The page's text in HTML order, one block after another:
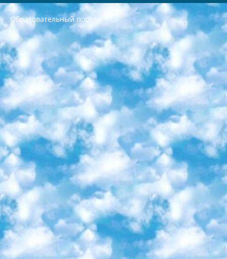
Образовательный портал
РЕСПУБЛИКА УЗБЕКИСТАН МИНИСТРЕРСТВО ДОШКОЛЬНОГО И ШКОЛЬНОГО ОБРАЗОВАНИЯ КОМАНДА в общеобразовательных учреждениях в 2023-2024 учебном году организация и проведение итоговой государственной аттестации обучающихся о Министра дошкольного и школьного образования Республики Узбекистан от 4 марта 2008 года (постановлением Минюста от 20 марта 2008 года № 1778 государственной регистрации) «Итоговое состояние учащихся общего среднего образования на основании положения об утверждении положения об аттестации общего среднего образования выпускной экзамен студентов в образовательных учреждениях в 2023-2024 учебном году В целях организации и прохождения аттестации приказываю: 1. Следующее: перечень предметов, по которым будет проводиться итоговая государственная аттестация и экзамен формы перевода согласно приложению 1; сертификаты международного образца, оценивающие уровень владения иностранными языками перечень согласно приложению 2; 2. Педагогический при специализированных образовательных учреждениях. научно-практический центр квалификации и международной оценки (Д.Давидова) 2024 г. До 25 марта: задания по предметам, по которым будет проводиться итоговая аттестация разработка и утверждение технических условий; итоговая аттестация на основании разработанного предметного задания разработка вопросов по предметам (устно и письменно), экзамен передача; общеобразовательные средние школы и специальные учебные заведения учащиеся выпускных классов школ и интернатов в агентской системе подготовка базы данных экзаменационных материалов и критериев оценки; перевод базы экзаменационных материалов на все языки обучения подать в Республиканский образовательный центр для изготовления; варианты экзаменов на основе разработанных контрольных материалов пусть будут поставлены задачи формирования. 3. Республиканский образовательный центр (Ш.Худайкулов) до 5 апреля 2024 года. до: база данных предоставленных экзаменационных материалов на все языки обучения перевод и экспертиза; для слепых, слабовидящих, глухих, слабослышащих и умственно отсталых детей учащиеся выпускных классов специализированных школ и школ-интернатов база данных экзаменационных материалов на всех преподаваемых языках подготовка критериев оценки; специализированные школы для умственно отсталых детей и технологии для учащихся выпускных классов школ-интернатов разработка соответствующих рекомендаций и критериев проведения ЕГЭ по естествознанию давать задания. 4. Педагогический при специализированных образовательных учреждениях. Научно-практический центр навыков и международной оценки (Д.Давидова), Республика образовательный центр (Худайкулов Ш.) итоговый государственный аттестационный экзамен ориентирован на творческое и логическое мышление при подготовке базы материалов учитывать введение заданий. 5. Следует отметить, что: сертификат государственного образца о знании общеобразовательного предмета и как минимум национальный уровень B1 по предметам на иностранных языках, указанным в Приложении 2. или международно признанный сертификат эквивалентного уровня студенты, изучающие определенный предмет, освобождаются от экзамена; по соответствующим предметам запланирована итоговая государственная аттестация за день до дня, путем жеребьевки Рабочей группой (в письменной форме по предметам, проводимым в форме) из числа сформированных вариантов выбрано 2 варианта; 2 выбранных варианта экзамена анонсированы на официальном сайте министерства и все выпускники по всей стране на основе этих вариантов проводит итоговую государственную аттестацию. 6. Государственное образование учащихся средних общеобразовательных учреждений. знания в соответствии с квалификационными требованиями, которые необходимо приобрести на основании стандартов итоговый (выпускной) контроль для 9 и 11 классов в целях тестирования Экзамены (далее – экзамены) состоят из предметов, перечисленных в приложении 1. будет сделано. 7. Экзамены пройдут с 26 мая по 15 июня 2024 г. (кроме науки физического воспитания). 8. Физическая для учащихся 9 классов общесредних образовательных учреждений. Экзамены по предмету «Образование, квалификация медицина» 1-6 мая 2024 года. сотрудники перевести под присмотр (с отклонениями в физическом или умственном развитии) специализированная школа для детей, школы-интернаты и со сколиозом школы-интернаты санаторного типа для больных детей исключены). 9. Он был слепым, слабовидящим и имел нарушения опорно-двигательного аппарата. экзамены в специализированных школах и интернатах для детей должны проводиться исходя из требований, предъявляемых к общеобразовательным учреждениям (физкультура кроме науки). 10. Специализированная школа для глухих и слабослышащих детей. и экзамены в интернатах и быть реализован в виде письменного теста по математике. 11. Специальность для умственно отсталых детей. Для 9 класса Родной язык и литературное письмо Государственный язык (язык обучения – узбекский). для неклассов) написано Математическое письмо Письменная/устная история Узбекистана Физическое воспитание практично Итоговый контроль Для 11 класса Написание родного языка и литературы (эссе) Математическое письмо Узбекский язык (обучение на узбекском языке) не посещающее общее среднее образование для учреждений)/Образовательное учреждение выбор письменный и устный Иностранный язык письменный/устный Письменная/устная история Узбекистана *По выбору студента:  Химия  Физика  Основы государственного права  География 10 бесплатных образовательных ресурсов - Мы составили подборку онлайн-проектов с интерактивными упражнениями, видеолекциями и статьями. Они помогут вам обрести новые и освежить старые знания бесплатно. 1. «ИНТУИТ» Старейшая образовательная площадка Рунета. Здесь вы найдёте сотни текстовых и видеокурсов на десятки различных тем — от программирования до психологии. Многие курсы подготовлены российскими университетами и крупными международными компаниями вроде Intel и Microsoft. Самостоятельное обучение бесплатное, но желающие могут оплатить услуги персональных наставников. 2. «Смартия» знакомит с актуальными профессиями и подсказывает, как им обучаться. Выбрав заинтересовавшую вас специальность — SMM-специалист, фотограф, веб-дизайнер или другую, — увидите список необходимых для неё умений. Чтобы вы могли освоить их самостоятельно, для каждого умения площадка отображает подборку ссылок на учебные материалы. Хотя «Смартия» ориентируется на русскоязычную аудиторию, часть контента всё же доступна только на английском. 3. «Лекторий Физтеха» Проект Московского физико-технического института (Физтеха). С его помощью вы можете смотреть онлайн серии лекций, записанные на видео в этом вузе. В числе доступных предметов — физика, биология, химия, информационные технологии и другие. К некоторым лекциям администрация ресурса прилагает готовые конспекты, которые можно скачивать в PDF-формате. 4. ITMOcourses Онлайн-площадка Санкт-Петербургского национального исследовательского университета информационных технологий, механики и оптики (ИТМО). Ресурс предоставляет свободный доступ к курсам, разработанным в этом вузе. Каталог материалов разбит на четыре категории: «Оптические системы и технологии», «Приборостроение и робототехника», «Информационные технологии» и «Биотехнологии». Курсы состоят из видеолекций, интерактивных демонстраций и заданий. 5. «КиберЛенинка» Электронная научная библиотека открытого доступа. Каталог площадки регулярно обрастает текстами статей из различных научных изданий. Сгруппированные по журналам и рубрикам публикации можно читать онлайн или скачивать целиком в PDF-формате. Проект нацелен на популяризацию науки за счёт открытого доступа к качественной информации. 6. «ПостНаука» На этом ресурсе публикуют подборки видеолекций, составленные экспертами из разных отраслей и объединённые общими темами. Среди них, к примеру, есть серии «Биоинформатика и геномика», «Культура средневековой Скандинавии» и Cinema Studies о теории кино. Каждая подборка лекций — логически связанная история, рассказанная экспертом от первого лица. Кроме того, на сайте появляются научно-образовательные статьи и тесты на разные темы. 7. «Newочём» Команда проекта «Newочём» отбирает самые интересные тексты из англоязычных СМИ и переводит те из них, за которые голосуют участники сообщества «ВКонтакте». По большей части это научно-популярные статьи. Редакторы придумывают лишь заголовки, в остальном содержание переводов соответствует оригиналам. Полные тексты можно читать прямо в социальной сети. 8. InternetUrok Онлайн-база материалов по основным дисциплинам школьной программы. Информация на сайте структурирована по классам, предметам и темам (урокам). Каждый урок состоит из видеолекций и конспектов. Есть также интерактивные тренажёры и тесты для закрепления пройденного материала. Даже если вы давно окончили школу, возможность повторить программу старших классов всегда может пригодиться. 9. Edutainme Ещё один ресурс об образовании. В отличие от Newtonew, как мне кажется, Edutainme больше ориентируется на представителей индустрии: педагогов, предпринимателей, разработчиков образовательных проектов. Но и любой, кто просто стремится к саморазвитию, найдёт на сайте много полезного и интересного для себя. Например, информацию о новых курсах и образовательных сервисах. 10. Newtonew Онлайн-медиа об образовании и обучении в широком смысле. Авторы Newtonew пишут об инструментах, заведениях, тактиках и стратегиях, которые помогают учить других и получать новые знания самостоятельно. На этой площадке вы найдёте новости, обзоры, аналитические мат